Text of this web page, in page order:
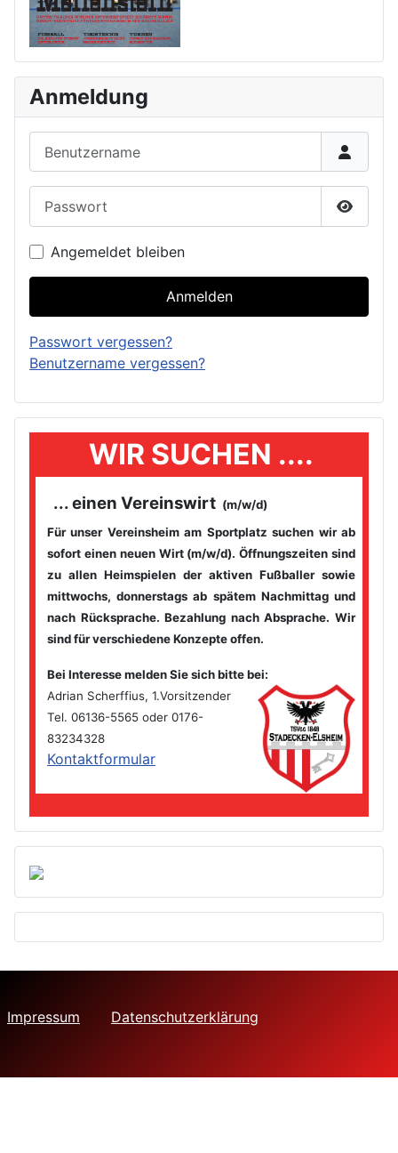
Anmeldung
Angemeldet bleiben
Anmelden
Passwort vergessen?
Benutzername vergessen?
WIR SUCHEN ....
... einen Vereinswirt (m/w/d)
Für unser Vereinsheim am Sportplatz suchen wir ab
sofort einen neuen Wirt (m/w/d). Öffnungszeiten sind
zu allen Heimspielen der aktiven Fußballer sowie
mittwochs, donnerstags ab spätem Nachmittag und
nach Rücksprache. Bezahlung nach Absprache. Wir
sind für verschiedene Konzepte offen.
Bei Interesse melden Sie sich bitte bei:
Adrian Scherffius, 1.Vorsitzender
Tel. 06136-5565 oder 0176-
83234328
Kontaktformular
Impressum Datenschutzerklärung